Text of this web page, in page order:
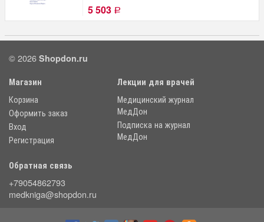
5 503 Р
© 2026 Shopdon.ru
Магазин
Корзина
Оформить заказ
Вход
Регистрация
Лекции для врачей
Медицинский журнал
МедДон
Подписка на журнал
МедДон
Обратная связь
+79054862793
medkniga@shopdon.ru